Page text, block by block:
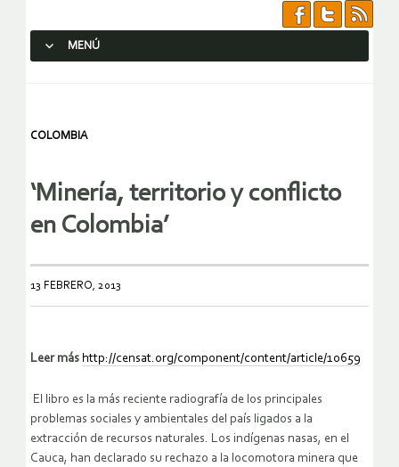
MENÚ
COLOMBIA
‘Minería, territorio y conflicto
en Colombia’
13 FEBRERO, 2013
Leer más http://censat.org/component/content/article/10659
El libro es la más reciente radiografía de los principales
problemas sociales y ambientales del país ligados a la
extracción de recursos naturales. Los indígenas nasas, en el
Cauca, han declarado su rechazo a la locomotora minera que